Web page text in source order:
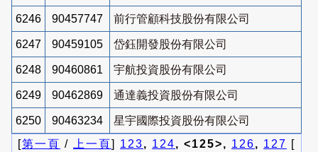
6246 90457747 前行管顧科技股份有限公司
6247 90459105 岱鈺開發股份有限公司
6248 90460861 宇航投資股份有限公司
6249 90462869 通達義投資股份有限公司
6250 90463234
星宇國際投資股份有限公司
[第一頁 / 上一頁] 123, 124, <125>, 126, 127 [